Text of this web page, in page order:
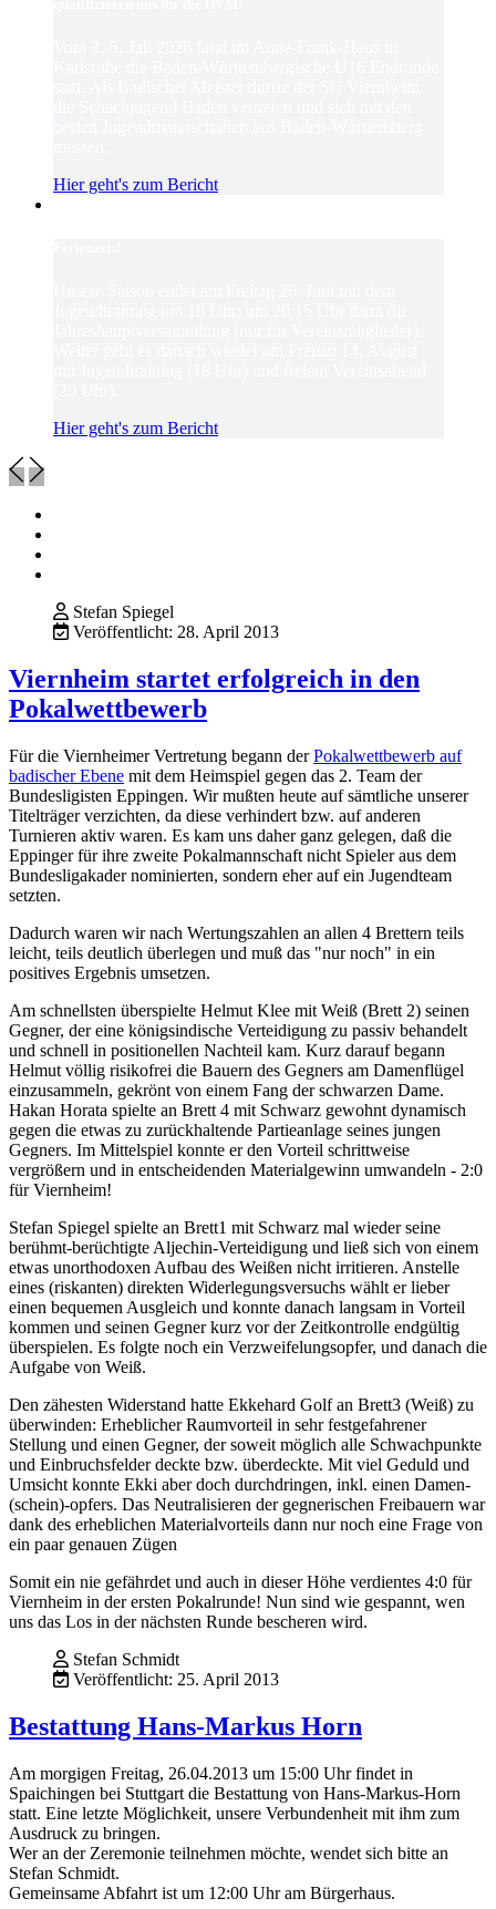
Hier geht's zum Bericht
Hier geht's zum Bericht
Stefan Spiegel
Veröffentlicht: 28. April 2013
Viernheim startet erfolgreich in den
Pokalwettbewerb
Für die Viernheimer Vertretung begann derPokalwettbewerb auf
badischer Ebene mit dem Heimspiel gegen das 2. Team der
Bundesligisten Eppingen. Wir mußten heute auf sämtliche unserer
Titelträger verzichten, da diese verhindert bzw. auf anderen
Turnieren aktiv waren. Es kam uns daher ganz gelegen, daß die
Eppinger für ihre zweite Pokalmannschaft nicht Spieler aus dem
Bundesligakader nominierten, sondern eher auf ein Jugendteam
setzten.
Dadurch waren wir nach Wertungszahlen an allen 4 Brettern teils
leicht, teils deutlich überlegen und muß das "nur noch" in ein
positives Ergebnis umsetzen.
Am schnellsten überspielte Helmut Klee mit Weiß (Brett 2) seinen
Gegner, der eine königsindische Verteidigung zu passiv behandelt
und schnell in positionellen Nachteil kam. Kurz darauf begann
Helmut völlig risikofrei die Bauern des Gegners am Damenflügel
einzusammeln, gekrönt von einem Fang der schwarzen Dame.
Hakan Horata spielte an Brett 4 mit Schwarz gewohnt dynamisch
gegen die etwas zu zurückhaltende Partieanlage seines jungen
Gegners. Im Mittelspiel konnte er den Vorteil schrittweise
vergrößern und in entscheidenden Materialgewinn umwandeln - 2:0
für Viernheim!
Stefan Spiegel spielte an Brett1 mit Schwarz mal wieder seine
berühmt-berüchtigte Aljechin-Verteidigung und ließ sich von einem
etwas unorthodoxen Aufbau des Weißen nicht irritieren. Anstelle
eines (riskanten) direkten Widerlegungsversuchs wählt er lieber
einen bequemen Ausgleich und konnte danach langsam in Vorteil
kommen und seinen Gegner kurz vor der Zeitkontrolle endgültig
überspielen. Es folgte noch ein Verzweifelungsopfer, und danach die
Aufgabe von Weiß.
Den zähesten Widerstand hatte Ekkehard Golf an Brett3 (Weiß) zu
überwinden: Erheblicher Raumvorteil in sehr festgefahrener
Stellung und einen Gegner, der soweit möglich alle Schwachpunkte
und Einbruchsfelder deckte bzw. überdeckte. Mit viel Geduld und
Umsicht konnte Ekki aber doch durchdringen, inkl. einen Damen-
(schein)-opfers. Das Neutralisieren der gegnerischen Freibauern war
dank des erheblichen Materialvorteils dann nur noch eine Frage von
ein paar genauen Zügen
Somit ein nie gefährdet und auch in dieser Höhe verdientes 4:0 für
Viernheim in der ersten Pokalrunde! Nun sind wie gespannt, wen
uns das Los in der nächsten Runde bescheren wird.
Stefan Schmidt
Veröffentlicht: 25. April 2013
Bestattung Hans-Markus Horn
Am morgigen Freitag, 26.04.2013 um 15:00 Uhr findet in
Spaichingen bei Stuttgart die Bestattung von Hans-Markus-Horn
statt. Eine letzte Möglichkeit, unsere Verbundenheit mit ihm zum
Ausdruck zu bringen.
Wer an der Zeremonie teilnehmen möchte, wendet sich bitte an
Stefan Schmidt.
Gemeinsame Abfahrt ist um 12:00 Uhr am Bürgerhaus.